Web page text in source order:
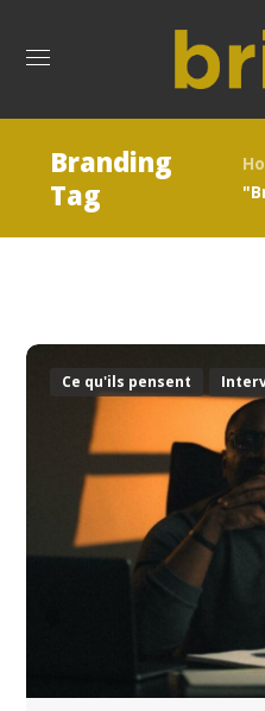
Branding
Tag
Ce qu'ils pensent